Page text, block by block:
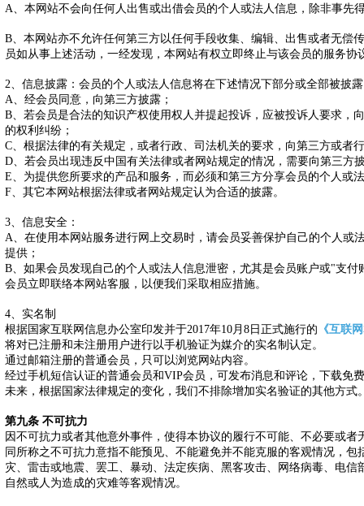
A、本网站不会向任何人出售或出借会员的个人或法人信息，除非事先
B、本网站亦不允许任何第三方以任何手段收集、编辑、出售或者无偿
员如从事上述活动，一经发现，本网站有权立即终止与该会员的服务协
2、信息披露：会员的个人或法人信息将在下述情况下部分或全部被披
A、经会员同意，向第三方披露；
B、若会员是合法的知识产权使用权人并提起投诉，应被投诉人要求，
的权利纠纷；
C、根据法律的有关规定，或者行政、司法机关的要求，向第三方或者
D、若会员出现违反中国有关法律或者网站规定的情况，需要向第三方
E、为提供您所要求的产品和服务，而必须和第三方分享会员的个人或
F、其它本网站根据法律或者网站规定认为合适的披露。
3、信息安全：
A、在使用本网站服务进行网上交易时，请会员妥善保护自己的个人或
提供；
B、如果会员发现自己的个人或法人信息泄密，尤其是会员账户或"支
会员立即联络本网站客服，以便我们采取相应措施。
4、实名制
根据国家互联网信息办公室印发并于2017年10月8日正式施行的 《互联
将对已注册和未注册用户进行以手机验证为媒介的实名制认定。
通过邮箱注册的普通会员，只可以浏览网站内容。
经过手机短信认证的普通会员和VIP会员，可发布消息和评论，下载免
未来，根据国家法律规定的变化，我们不排除增加实名验证的其他方式
第九条 不可抗力
因不可抗力或者其他意外事件，使得本协议的履行不可能、不必要或
同所称之不可抗力意指不能预见、不能避免并不能克服的客观情况，
灾、雷击或地震、罢工、暴动、法定疾病、黑客攻击、网络病毒、电信
自然或人为造成的灾难等客观情况。